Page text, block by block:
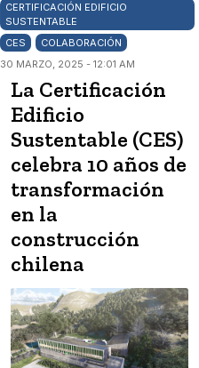
CERTIFICACIÓN EDIFICIO
SUSTENTABLE
CES
COLABORACIÓN
30 MARZO, 2025 - 12:01 AM
La Certificación
Edificio
Sustentable (CES)
celebra 10 años de
transformación
en la
construcción
chilena